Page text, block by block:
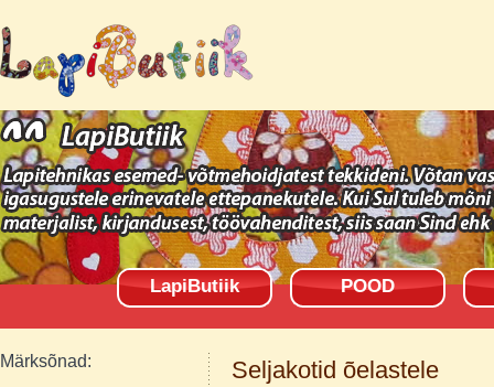
LapiButiik POOD
Märksõnad: Seljakotid õelastele